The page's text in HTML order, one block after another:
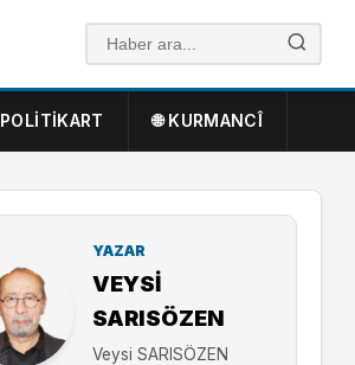
POLITIKART 🌐 KURMANCÎ
YAZAR
VEYSI
SARISÖZEN
Veysi SARISÖZEN